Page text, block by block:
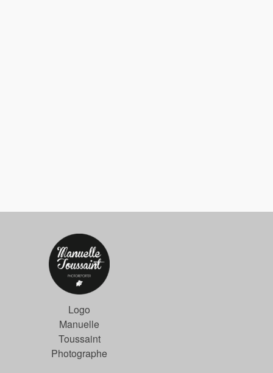
Logo
Manuelle
Toussaint
Photographe